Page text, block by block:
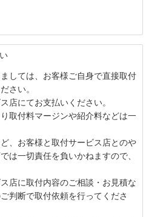
しては、お客様ご自身で直接取付
さい。
店にてお支払いください。
取付料マージンや紹介料などは一
、お客様と取付サービス店とのや
は一切責任を負いかねますので、
店に取付内容のご相談・お見積な
判断で取付依頼を行ってくださ